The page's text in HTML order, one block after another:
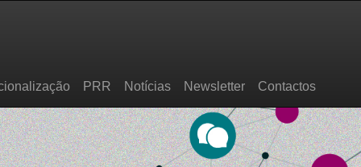
PRR Notícias Newsletter Contactos